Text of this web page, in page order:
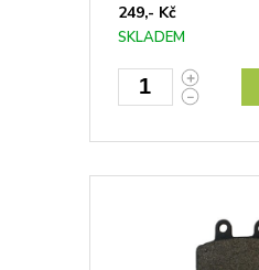
249,- Kč
SKLADEM